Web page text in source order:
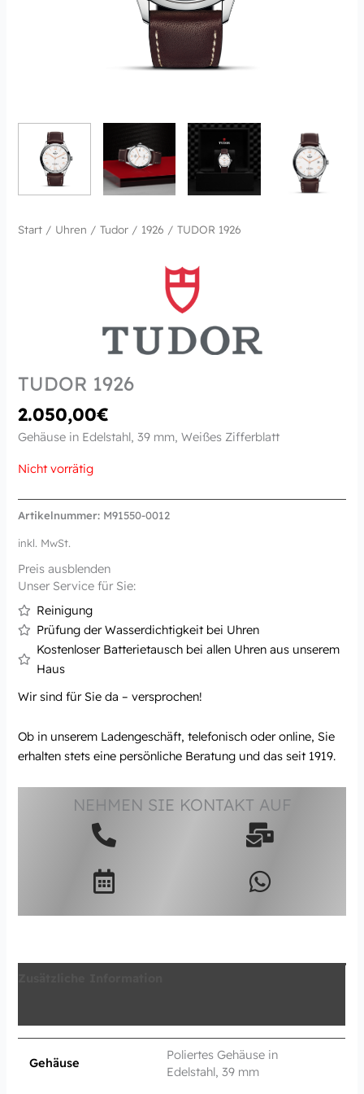
Start / Uhren /Tudor / 1926 / TUDOR 1926
TUDOR 1926
2.050,00€
Gehäuse in Edelstahl, 39 mm, Weißes Zifferblatt
Nicht vorrätig
Artikelnummer: M91550-0012
inkl. MwSt.
Preis ausblenden
Unser Service für Sie:
Reinigung
Prüfung der Wasserdichtigkeit bei Uhren
Kostenloser Batterietausch bei allen Uhren aus unserem
Haus
Wir sind für Sie da – versprochen!
Ob in unserem Ladengeschäft, telefonisch oder online, Sie
erhalten stets eine persönliche Beratung und das seit 1919.
NEHMEN SIE KONTAKT AUF
Gehäuse
Poliertes Gehäuse in
Edelstahl, 39 mm